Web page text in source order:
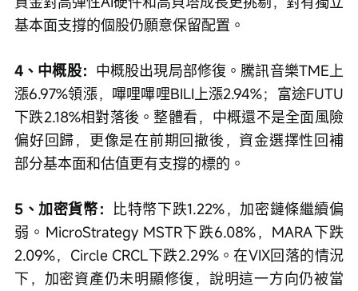
基本面支撐的個股仍願意保留配置。
4、中概股： 中概股出現局部修復。騰訊音樂TME上
漲6.97%領漲，嗶哩嗶哩BILI上漲2.94%；富途FUTU
下跌2.18%相對落後。整體看，中概還不是全面風險
偏好回歸，更像是在前期回撤後，資金選擇性回補
部分基本面和估值更有支撐的標的。
5、加密貨幣： 比特幣下跌1.22%，加密鏈條繼續偏
弱。MicroStrategy MSTR下跌6.08%，MARA下跌
2.09%，Circle CRCL下跌2.29%。在VIX回落的情況
下，加密資產仍未明顯修復，說明這一方向仍被當